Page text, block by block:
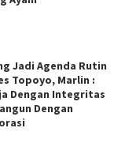
Jadi Agenda Rutin
Topoyo, Marlin :
Dengan Integritas
Dengan